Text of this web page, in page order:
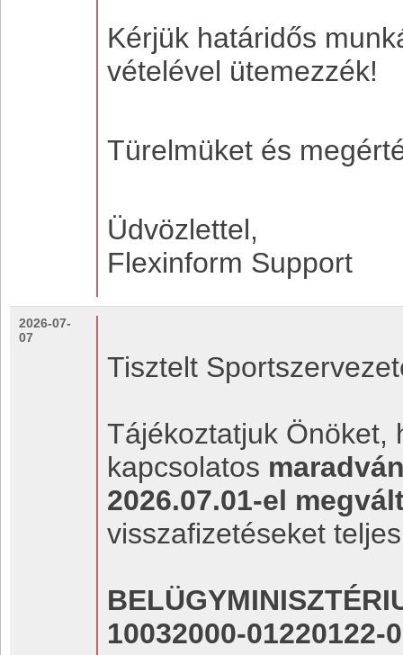
Kérjük határidős
vételével ütemezzék!
Türelmüket és
Üdvözlettel,
Flexinform Support
2026-07-
07
Tisztelt
Tájékoztatjuk Önöket,
kapcsolatos
2026.07.01-el
visszafizetéseket
10032000-01220122-